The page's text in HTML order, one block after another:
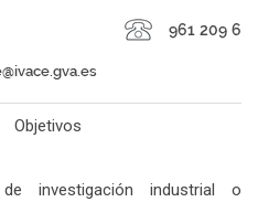
Objetivos
investigación industrial o